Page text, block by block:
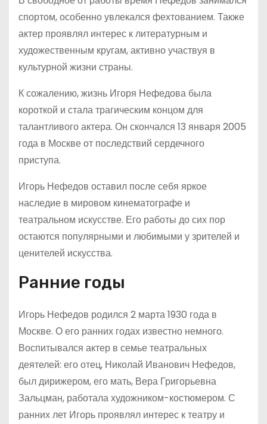
спортом, особенно увлекался фехтованием. Также
актер проявлял интерес к литературным и
художественным кругам, активно участвуя в
культурной жизни страны.
К сожалению, жизнь Игоря Нефедова была
короткой и стала трагическим концом для
талантливого актера. Он скончался 13 января 2005
года в Москве от последствий сердечного
приступа.
Игорь Нефедов оставил после себя яркое
наследие в мировом кинематографе и
театральном искусстве. Его работы до сих пор
остаются популярными и любимыми у зрителей и
ценителей искусства.
Ранние годы
Игорь Нефедов родился 2 марта 1930 года в
Москве. О его ранних годах известно немного.
Воспитывался актер в семье театральных
деятелей: его отец, Николай Иванович Нефедов,
был дирижером, его мать, Вера Григорьевна
Зальцман, работала художником-костюмером. С
ранних лет Игорь проявлял интерес к театру и